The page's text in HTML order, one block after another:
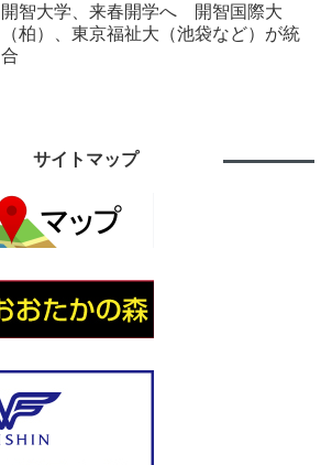
開智大学、来春開学へ 開智国際大
（柏）、東京福祉大（池袋など）が統
合
サイトマップ